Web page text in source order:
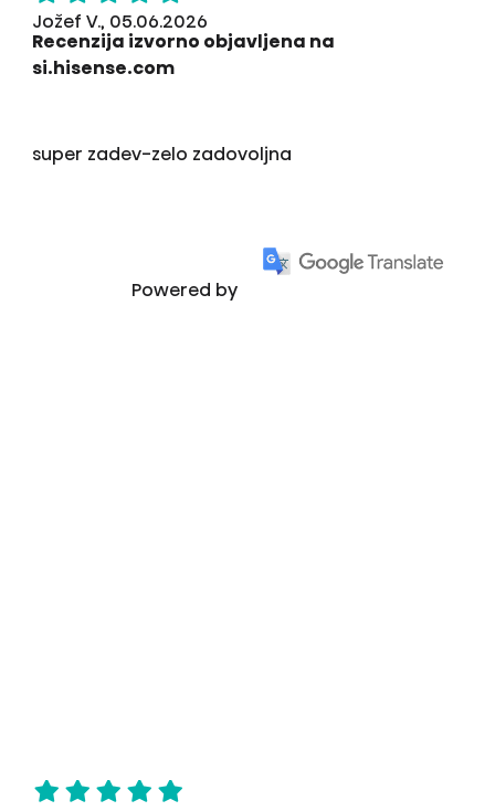
Jožef V., 05.06.2026
Recenzija izvorno objavljena na
si.hisense.com
super zadev-zelo zadovoljna
Powered by